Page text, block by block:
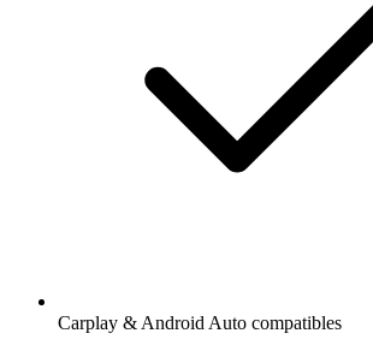
Carplay & Android Auto compatibles